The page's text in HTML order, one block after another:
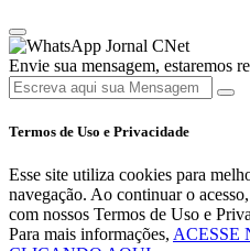
Jornal CNet
Envie sua mensagem, estaremos
Termos de Uso e Privacidade
Esse site utiliza cookies para
navegação. Ao continuar o
com nossos Termos de Uso e
Para mais informações, ACESSE